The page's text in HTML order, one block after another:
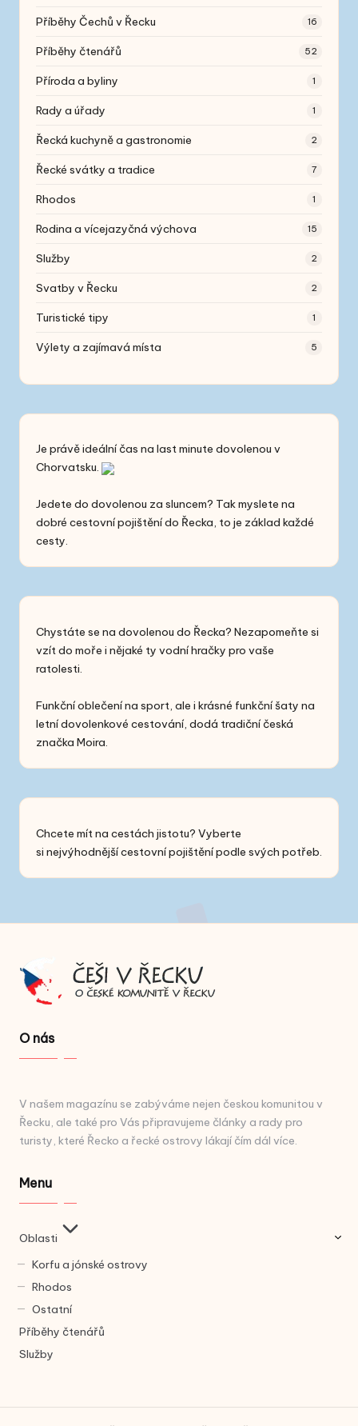
Příběhy Čechů v Řecku 16
Příběhy čtenářů 52
Příroda a byliny 1
Rady a úřady 1
Řecká kuchyně a gastronomie 2
Řecké svátky a tradice 7
Rhodos 1
Rodina a vícejazyčná výchova 15
Služby 2
Svatby v Řecku 2
Turistické tipy 1
Výlety a zajímavá místa 5
Je právě ideální čas na last minute dovolenou v
Chorvatsku.
Jedete do dovolenou za sluncem? Tak myslete na
dobré cestovní pojištění do Řecka, to je základ každé
cesty.
Chystáte se na dovolenou do Řecka? Nezapomeňte si
vzít do moře i nějaké ty vodní hračky pro vaše
ratolesti.
Funkční oblečení na sport, ale i krásné funkční šaty na
letní dovolenkové cestování, dodá tradiční česká
značka Moira.
Chcete mít na cestách jistotu? Vyberte
si nejvýhodnější cestovní pojištěnípodle svých potřeb.
O nás
V našem magazínu se zabýváme nejen českou komunitou v
Řecku, ale také pro Vás připravujeme články a rady pro
turisty, které Řecko a řecké ostrovy lákají čím dál více.
Menu
Oblasti
Korfu a jónské ostrovy
Rhodos
Ostatní
Příběhy čtenářů
Služby